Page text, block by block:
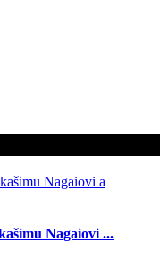
Nagaiovi ...